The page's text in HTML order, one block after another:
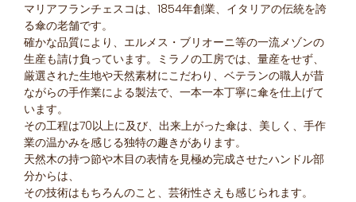
マリアフランチェスコは、1854年創業、イタリアの伝統を誇
る傘の老舗です。
確かな品質により、エルメス・ブリオーニ等の一流メゾンの
生産も請け負っています。ミラノの工房では、量産をせず、
厳選された生地や天然素材にこだわり、ベテランの職人が昔
ながらの手作業による製法で、一本一本丁寧に傘を仕上げて
います。
その工程は70以上に及び、出来上がった傘は、美しく、手作
業の温かみを感じる独特の趣きがあります。
天然木の持つ節や木目の表情を見極め完成させたハンドル部
分からは、
その技術はもちろんのこと、芸術性さえも感じられます。